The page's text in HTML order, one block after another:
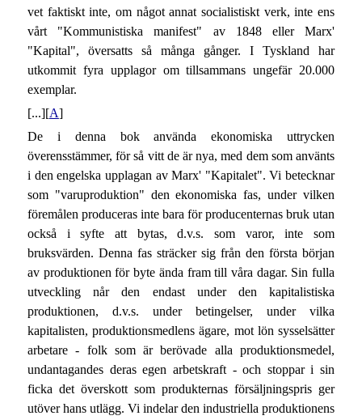
vet faktiskt inte, om något annat socialistiskt verk, inte ens
vårt "Kommunistiska manifest" av 1848 eller Marx'
"Kapital", översatts så många gånger. I Tyskland har
utkommit fyra upplagor om tillsammans ungefär 20.000
exemplar.
[...][A]
De i denna bok använda ekonomiska uttrycken
överensstämmer, för så vitt de är nya, med dem som använts
i den engelska upplagan av Marx' "Kapitalet". Vi betecknar
som "varuproduktion" den ekonomiska fas, under vilken
föremålen produceras inte bara för producenternas bruk utan
också i syfte att bytas, d.v.s. som varor, inte som
bruksvärden. Denna fas sträcker sig från den första början
av produktionen för byte ända fram till våra dagar. Sin fulla
utveckling når den endast under den kapitalistiska
produktionen, d.v.s. under betingelser, under vilka
kapitalisten, produktionsmedlens ägare, mot lön sysselsätter
arbetare - folk som är berövade alla produktionsmedel,
undantagandes deras egen arbetskraft - och stoppar i sin
ficka det överskott som produkternas försäljningspris ger
utöver hans utlägg. Vi indelar den industriella produktionens